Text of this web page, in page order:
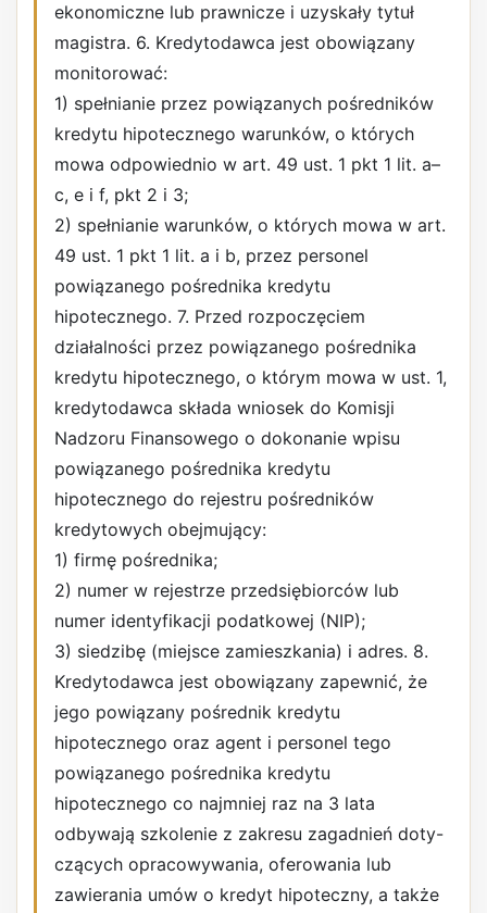
ekonomiczne lub prawnicze i uzyskały tytuł
magistra. 6. Kredytodawca jest obowiązany
monitorować:
1) spełnianie przez powiązanych pośredników
kredytu hipotecznego warunków, o których
mowa odpowiednio w art. 49 ust. 1 pkt 1 lit. a–
c, e i f, pkt 2 i 3;
2) spełnianie warunków, o których mowa w art.
49 ust. 1 pkt 1 lit. a i b, przez personel
powiązanego pośrednika kredytu
hipotecznego. 7. Przed rozpoczęciem
działalności przez powiązanego pośrednika
kredytu hipotecznego, o którym mowa w ust. 1,
kredytodawca składa wniosek do Komisji
Nadzoru Finansowego o dokonanie wpisu
powiązanego pośrednika kredytu
hipotecznego do rejestru pośredników
kredytowych obejmujący:
1) firmę pośrednika;
2) numer w rejestrze przedsiębiorców lub
numer identyfikacji podatkowej (NIP);
3) siedzibę (miejsce zamieszkania) i adres. 8.
Kredytodawca jest obowiązany zapewnić, że
jego powiązany pośrednik kredytu
hipotecznego oraz agent i personel tego
powiązanego pośrednika kredytu
hipotecznego co najmniej raz na 3 lata
odbywają szkolenie z zakresu zagadnień doty-
czących opracowywania, oferowania lub
zawierania umów o kredyt hipoteczny, a także